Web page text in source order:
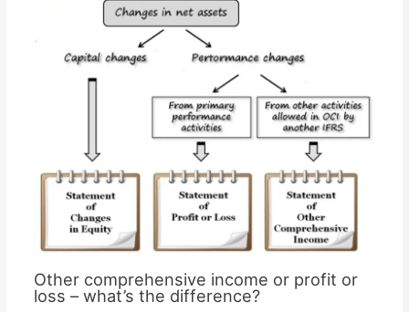
Other comprehensive income or profit or
loss – what’s the difference?